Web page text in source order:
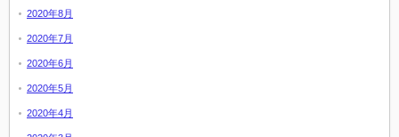
2020年8月
2020年7月
2020年6月
2020年5月
2020年4月